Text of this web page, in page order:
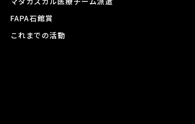
FAPA石館賞
これまでの活動